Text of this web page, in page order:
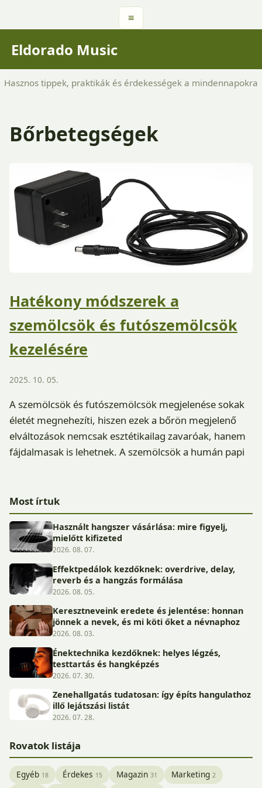
≡
Eldorado Music
Hasznos tippek, praktikák és érdekességek a mindennapokra
Bőrbetegségek
Hatékony módszerek a
szemölcsök és futószemölcsök
kezelésére
2025. 10. 05.
A szemölcsök és futószemölcsök megjelenése sokak
életét megnehezíti, hiszen ezek a bőrön megjelenő
elváltozások nemcsak esztétikailag zavaróak, hanem
fájdalmasak is lehetnek. A szemölcsök a humán papi
Most írtuk
Használt hangszer vásárlása: mire figyelj,
mielőtt kifizeted
2026. 08. 07.
Effektpedálok kezdőknek: overdrive, delay,
reverb és a hangzás formálása
2026. 08. 05.
Keresztneveink eredete és jelentése: honnan
jönnek a nevek, és mi köti őket a névnaphoz
2026. 08. 03.
Énektechnika kezdőknek: helyes légzés,
testtartás és hangképzés
2026. 07. 30.
Zenehallgatás tudatosan: így építs hangulathoz
illő lejátszási listát
2026. 07. 28.
Rovatok listája
Egyéb 18 Érdekes 15 Magazin 31 Marketing 2